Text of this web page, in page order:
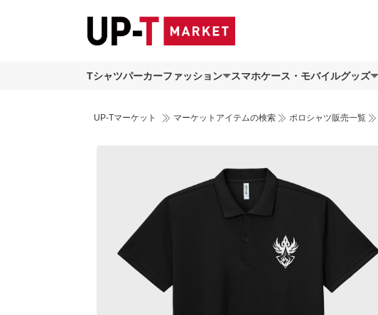
Tシャツパーカーファッション スマホケース・モバイルグッズ
UP-Tマーケット マーケットアイテムの検索 ポロシャツ販売一覧